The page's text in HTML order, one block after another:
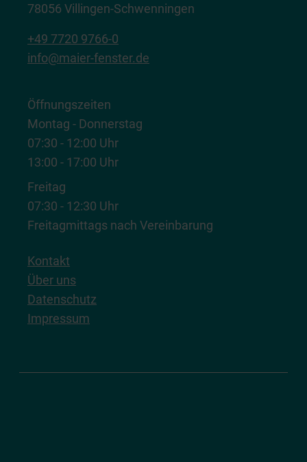
78056 Villingen-Schwenningen
+49 7720 9766-0
info@maier-fenster.de
Öffnungszeiten
Montag - Donnerstag
07:30 - 12:00 Uhr
13:00 - 17:00 Uhr
Freitag
07:30 - 12:30 Uhr
Freitagmittags nach Vereinbarung
Kontakt
Über uns
Datenschutz
Impressum